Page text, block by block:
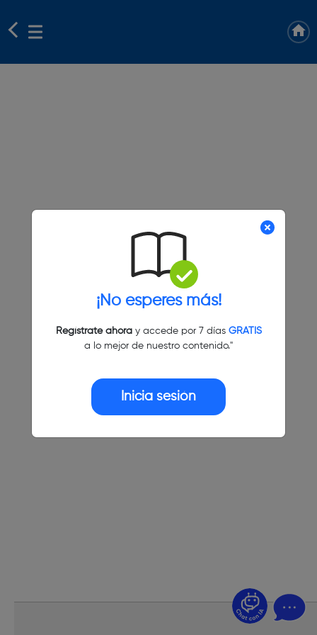
¡No esperes más!
Regístrate ahoray accede por 7 días GRATIS
a lo mejor de nuestro contenido."
Inicia sesión